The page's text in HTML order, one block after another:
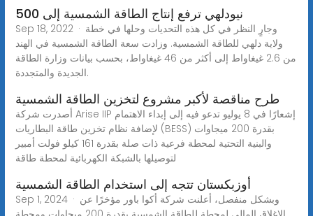
نيودلهي ترفع إنتاج الطاقة الشمسية إلى 500
Sep 18, 2022 · وجارٍ النظر في كل هذه التحديات وحلها في خطة
ولاية دلهي للطاقة الشمسية. وزادت سعة الطاقة الشمسية في الهند
من 2.6 غيغاواط إلى أكثر من 46 غيغاواط، بحسب بيانات وزارة الطاقة
الجديدة والمتجددة.
طرح مناقصة لأكبر مشروع لتخزين الطاقة الشمسية
أصدرت شركة Arise IIP إشعارًا في 8 يوليو تدعو فيه إلى إبداء الاهتمام
لإضافة نظام تخزين طاقة البطاريات (BESS) بقدرة 200 ميجاوات
والبنية التحتية لمحطة فرعية ذات صلة بقدرة 161 كيلو فولت أمبير
لتوصيلها بالشبكة الكهربائية لمحطة طاقة
أوزبكستان تتجه إلى استخدام الطاقة الشمسية
Sep 1, 2024 · وبشكل منفصل، أعلنت شركة أكوا باور مؤخرًا عن